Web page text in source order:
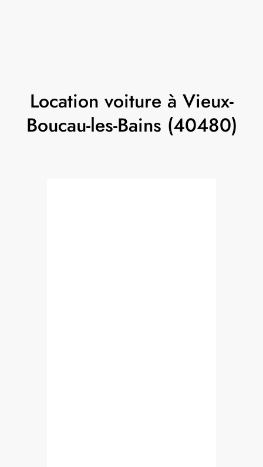
Location voiture à Vieux-
Boucau-les-Bains (40480)